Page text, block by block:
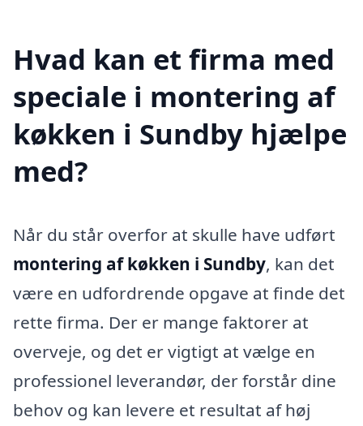
Hvad kan et firma med
speciale i montering af
køkken i Sundby hjælpe
med?
Når du står overfor at skulle have udført
montering af køkken i Sundby, kan det
være en udfordrende opgave at finde det
rette firma. Der er mange faktorer at
overveje, og det er vigtigt at vælge en
professionel leverandør, der forstår dine
behov og kan levere et resultat af høj